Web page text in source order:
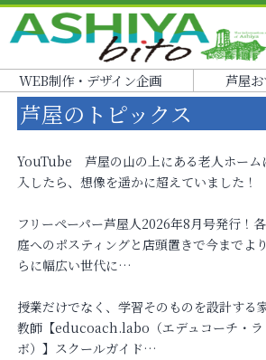
WEB制作・デザイン企画 芦屋
芦屋のトピックス
YouTube 芦屋の山の上にある老人ホーム
入したら、想像を遥かに超えていました！
フリーペーパー芦屋人2026年8月号発行！
庭へのポスティングと店頭置きで今までよ
らに幅広い世代に…
授業だけでなく、学習そのものを設計する
教師【educoach.labo（エデュコーチ・ラ
ボ）】スクールガイド…